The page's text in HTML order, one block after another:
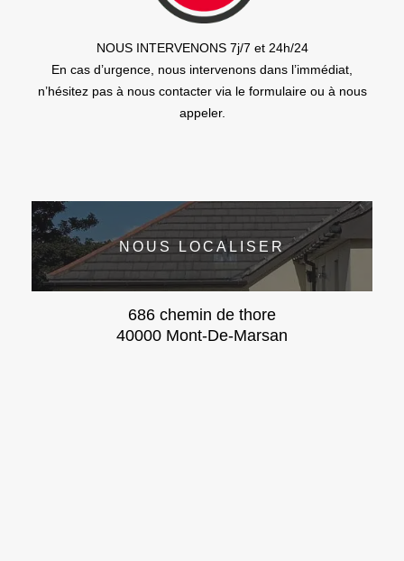
NOUS INTERVENONS 7j/7 et 24h/24
En cas d’urgence, nous intervenons dans l’immédiat,
n’hésitez pas à nous contacter via le formulaire ou à nous
appeler.
NOUS LOCALISER
686 chemin de thore
40000 Mont-De-Marsan